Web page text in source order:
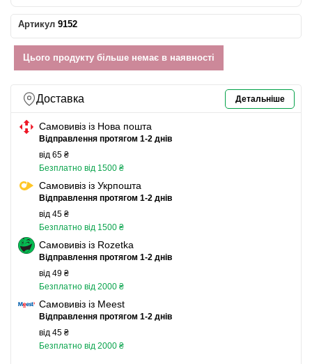
Артикул 9152
Цього продукту більше немає в наявності
Доставка Детальніше
Самовивіз із Нова пошта
Відправлення протягом 1-2 днів
від 65 ₴
Безплатно від 1500 ₴
Самовивіз із Укрпошта
Відправлення протягом 1-2 днів
від 45 ₴
Безплатно від 1500 ₴
Самовивіз із Rozetka
Відправлення протягом 1-2 днів
від 49 ₴
Безплатно від 2000 ₴
Самовивіз із Meest
Відправлення протягом 1-2 днів
від 45 ₴
Безплатно від 2000 ₴